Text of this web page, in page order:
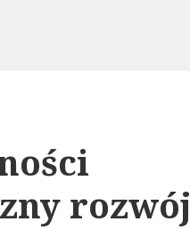
rozwój